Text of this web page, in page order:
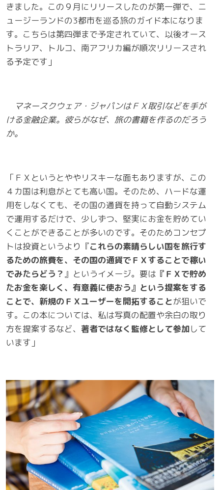
きました。この９月にリリースしたのが第一弾で、ニ
ュージーランドの3都市を巡る旅のガイド本になりま
す。こちらは第四弾まで予定されていて、以後オース
トラリア、トルコ、南アフリカ編が順次リリースされ
る予定です」
マネースクウェア・ジャパンはＦＸ取引などを手が
ける金融企業。彼らがなぜ、旅の書籍を作るのだろう
か。
「ＦＸというとややリスキーな面もありますが、この
４カ国は利息がとても高い国。そのため、ハードな運
用をしなくても、その国の通貨を持って自動システム
で運用するだけで、少しずつ、堅実にお金を貯めてい
くことができることが多いのです。そのためコンセプ
トは投資というより『これらの素晴らしい国を旅行す
るための旅費を、その国の通貨でＦＸすることで稼い
でみたらどう？ 』というイメージ。要は 『ＦＸで貯め
たお金を楽しく、有意義に使おう』という提案をする
ことで、新規のＦＸユーザーを開拓することが狙いで
す。この本については、私は写真の配置や余白の取り
方を提案するなど、 著者ではなく監修として参加して
います」